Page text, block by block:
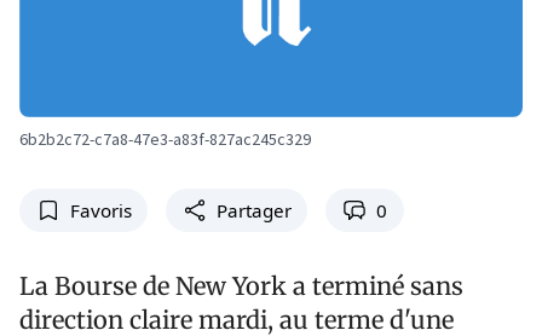
6b2b2c72-c7a8-47e3-a83f-827ac245c329
Favoris Partager 0
La Bourse de New York a terminé sans
direction claire mardi, au terme d'une